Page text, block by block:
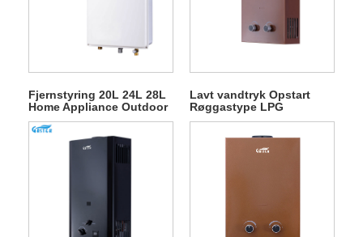
Fjernstyring 20L 24L 28L
Home Appliance Outdoor
Gas Water Heater
Lavt vandtryk Opstart
Røggastype LPG
Gasvandvarmere